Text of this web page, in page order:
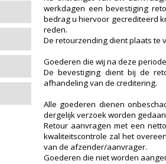
werkdagen een bevestiging
bedrag u hiervoor gecrediteerd
reden.
De retourzending dient plaats te
Goederen die wij na deze
De bevestiging dient bij de
afhandeling van de creditering.
Alle goederen dienen
dergelijk verzoek worden
Retour aanvragen met een
kwaliteitscontrole zal het
van de afzender/aanvrager.
Goederen die niet worden